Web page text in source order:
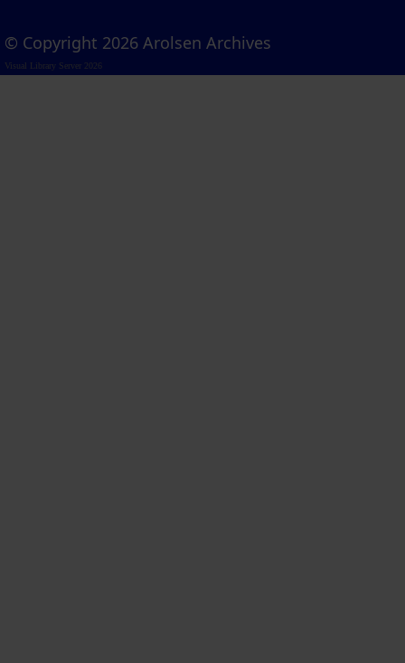
© Copyright 2026 Arolsen Archives
Visual Library Server 2026